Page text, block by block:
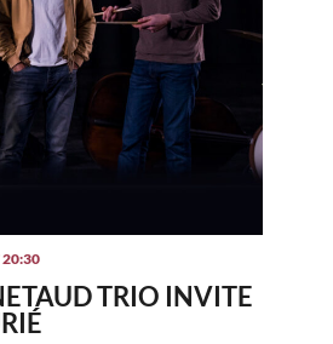
20:30
TRIO INVITE